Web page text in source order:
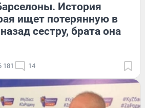
История
ищет потерянную в
сестру, брата она
181 14